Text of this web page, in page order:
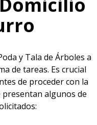
y Tala de Árboles a
de tareas. Es crucial
de proceder con la
algunos de